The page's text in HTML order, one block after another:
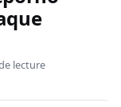
lecture